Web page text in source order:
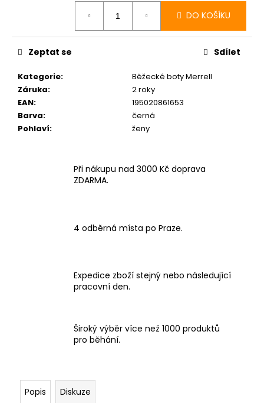
DO KOŠÍKU
Kategorie:
Běžecké boty Merrell
Záruka:
2 roky
EAN:
195020861653
Barva:
černá
Pohlaví: ženy
Zeptat se Sdílet
Při nákupu nad 3000 Kč doprava
ZDARMA.
4 odběrná místa po Praze.
Expedice zboží stejný nebo následující
pracovní den.
Široký výběr více než 1000 produktů
pro běhání.
Popis Diskuze